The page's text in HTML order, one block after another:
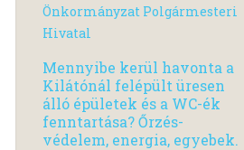
Önkormányzat Polgármesteri
Hivatal
Mennyibe kerül havonta a
Kilátónál felépült üresen
álló épületek és a WC-ék
fenntartása? Őrzés-
védelem, energia, egyebek.